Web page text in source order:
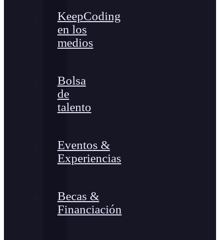
KeepCoding
en los
medios
Bolsa
de
talento
Eventos &
Experiencias
Becas &
Financiación